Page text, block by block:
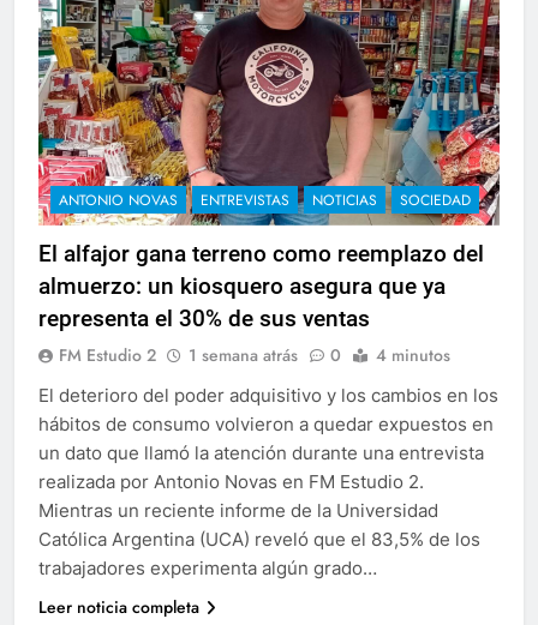
ANTONIO NOVAS ENTREVISTAS NOTICIAS SOCIEDAD
El alfajor gana terreno como reemplazo del
almuerzo: un kiosquero asegura que ya
representa el 30% de sus ventas
FM Estudio 2 1 semana atrás 0 4 minutos
El deterioro del poder adquisitivo y los cambios en los
hábitos de consumo volvieron a quedar expuestos en
un dato que llamó la atención durante una entrevista
realizada por Antonio Novas en FM Estudio 2.
Mientras un reciente informe de la Universidad
Católica Argentina (UCA) reveló que el 83,5% de los
trabajadores experimenta algún grado…
Leer noticia completa